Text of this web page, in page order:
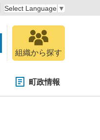
Select Language ▼
組織から探す
町政情報